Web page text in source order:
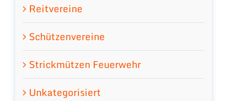
Reitvereine
Schützenvereine
Strickmützen Feuerwehr
Unkategorisiert